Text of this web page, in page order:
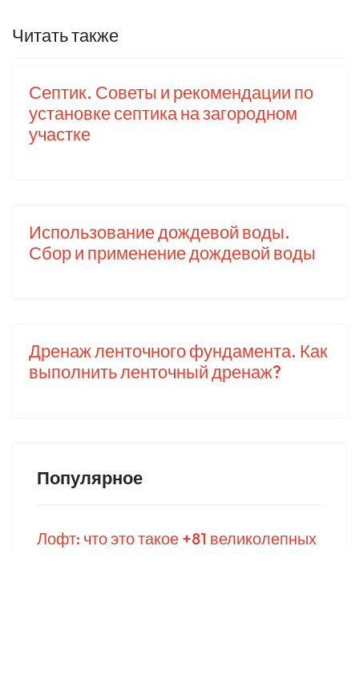
Читать также
Септик. Советы и рекомендации по
установке септика на загородном
участке
Использование дождевой воды.
Сбор и применение дождевой воды
Дренаж ленточного фундамента. Как
выполнить ленточный дренаж?
Популярное
Лофт: что это такое +81 великолепных